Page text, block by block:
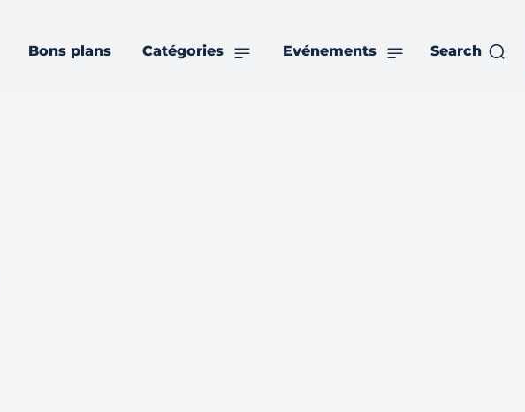
Bons plans Catégories Evénements Search